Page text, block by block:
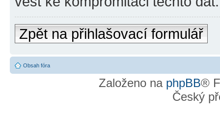
Zpět na přihlašovací formulář
Obsah fóra
Založeno na phpBB®
Český